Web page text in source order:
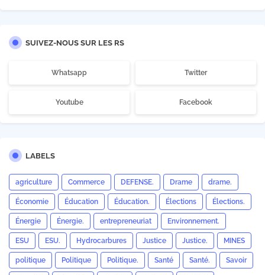
SUIVEZ-NOUS SUR LES RS
Whatsapp Twitter
Youtube Facebook
LABELS
agriculture Commerce DEFENSE. Drame drame.
Économie Éducation Éducation. Élections Élections.
Énergie Énergie. entrepreneuriat Environnement.
ESU ESU. Hydrocarbures Justice Justice. MINES
politique Politique Politique. Santé Santé. Savoir